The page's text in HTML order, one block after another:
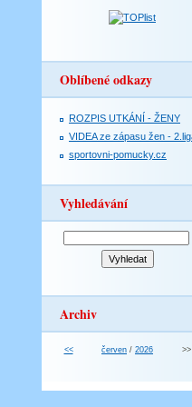
Oblíbené odkazy
ROZPIS UTKÁNÍ - ŽENY
VIDEA ze zápasu žen -
sportovni-pomucky.cz
Vyhledávání
Archiv
<< červen / 2026 >>